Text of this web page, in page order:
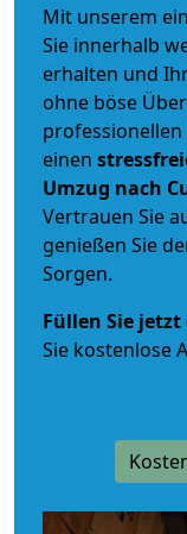
Mit unserem
Sie innerhalb
erhalten und
ohne böse
einen
Umzug nach
Vertrauen Sie
genießen Sie
Sorgen.
Füllen Sie
Sie kostenlose